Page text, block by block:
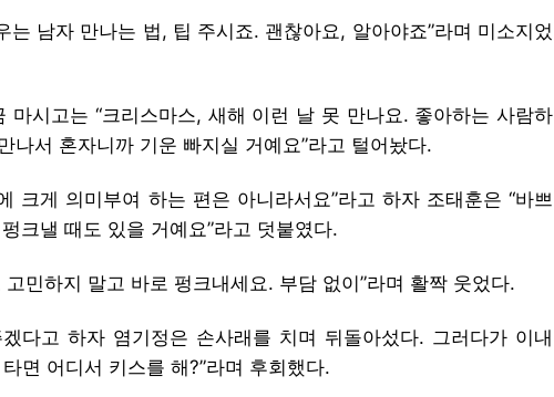
는 남자 만나는 법, 팁 주시죠. 괜찮아요, 알아야죠”라며 미소지었
마시고는 “크리스마스, 새해 이런 날 못 만나요. 좋아하는 사람하
나서 혼자니까 기운 빠지실 거예요”라고 털어놨다.
크게 의미부여 하는 편은 아니라서요”라고 하자 조태훈은 “바쁘
크낼 때도 있을 거예요”라고 덧붙였다.
고민하지 말고 바로 펑크내세요. 부담 없이”라며 활짝 웃었다.
다고 하자 염기정은 손사래를 치며 뒤돌아섰다. 그러다가 이내
면 어디서 키스를 해?”라며 후회했다.